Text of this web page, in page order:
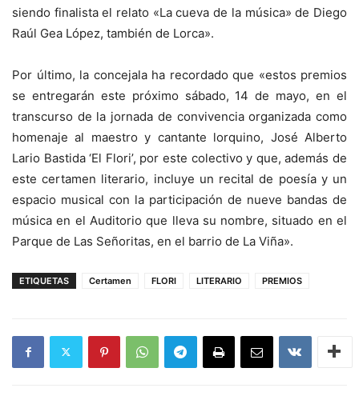
siendo finalista el relato «La cueva de la música» de Diego
Raúl Gea López, también de Lorca».
Por último, la concejala ha recordado que «estos premios
se entregarán este próximo sábado, 14 de mayo, en el
transcurso de la jornada de convivencia organizada como
homenaje al maestro y cantante lorquino, José Alberto
Lario Bastida ‘El Flori’, por este colectivo y que, además de
este certamen literario, incluye un recital de poesía y un
espacio musical con la participación de nueve bandas de
música en el Auditorio que lleva su nombre, situado en el
Parque de Las Señoritas, en el barrio de La Viña».
ETIQUETAS Certamen FLORI LITERARIO PREMIOS